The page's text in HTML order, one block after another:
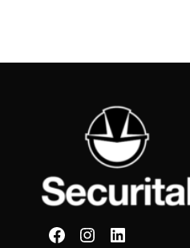
Securital en Facebook
Securital en Instagram
Securital en Linkedin